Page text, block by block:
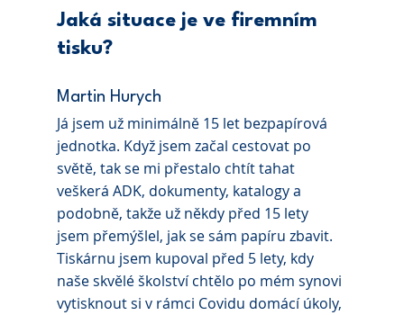
Jaká situace je ve firemním
tisku?
Martin Hurych
Já jsem už minimálně 15 let bezpapírová
jednotka. Když jsem začal cestovat po
světě, tak se mi přestalo chtít tahat
veškerá ADK, dokumenty, katalogy a
podobně, takže už někdy před 15 lety
jsem přemýšlel, jak se sám papíru zbavit.
Tiskárnu jsem kupoval před 5 lety, kdy
naše skvělé školství chtělo po mém synovi
vytisknout si v rámci Covidu domácí úkoly,